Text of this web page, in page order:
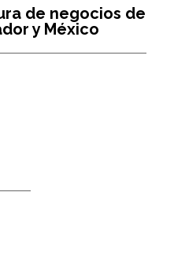
de negocios de
y México